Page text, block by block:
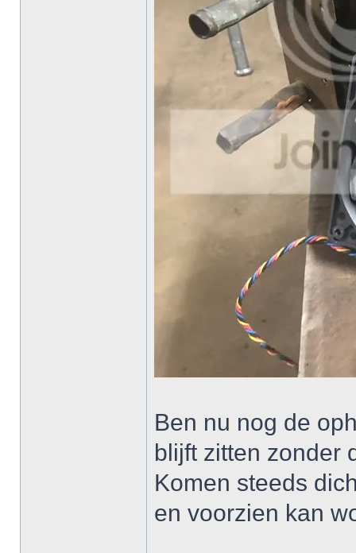
Ben nu nog de
blijft zitten zonder
Komen steeds
en voorzien kan